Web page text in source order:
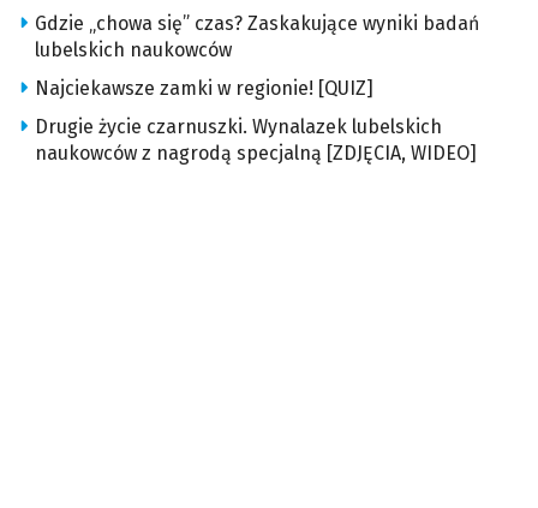
Gdzie „chowa się” czas? Zaskakujące wyniki badań
lubelskich naukowców
Najciekawsze zamki w regionie! [QUIZ]
Drugie życie czarnuszki. Wynalazek lubelskich
naukowców z nagrodą specjalną [ZDJĘCIA, WIDEO]